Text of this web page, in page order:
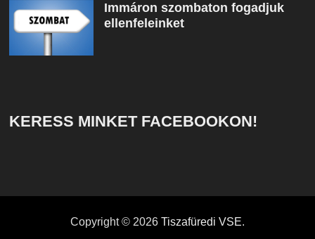
Immáron szombaton fogadjuk
ellenfeleinket
KERESS MINKET FACEBOOKON!
Copyright © 2026 Tiszafüredi VSE.